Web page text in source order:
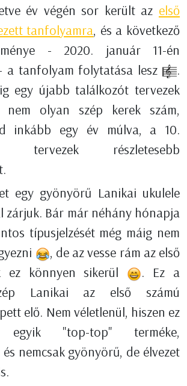
év végén sor került az első
tanfolyamra, és a következő
- 2020. január 11-én
a tanfolyam folytatása lesz
.
egy újabb találkozót tervezek
olyan szép kerek szám,
inkább egy év múlva, a 10.
tervezek részletesebb
egy gyönyörű Lanikai ukulele
zárjuk. Bár már néhány hónapja
típusjelzését még máig nem
, de az vesse rám az első
ez könnyen sikerül
. Ez a
Lanikai az első számú
elő. Nem véletlenül, hiszen ez
"top-top" terméke,
nemcsak gyönyörű, de élvezet